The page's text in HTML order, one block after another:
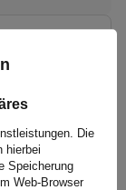
(0)
(0)
Die
hierbei
Speicherung
Web-Browser